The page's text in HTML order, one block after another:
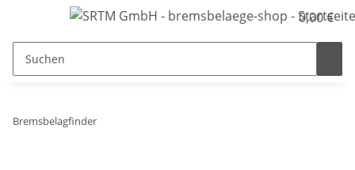
0,00 €
Bremsbelagfinder